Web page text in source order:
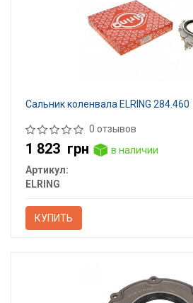
Сальник коленвала ELRING 284.460
0 отзывов
1 823 грн
в наличии
Артикул:
ELRING
КУПИТЬ